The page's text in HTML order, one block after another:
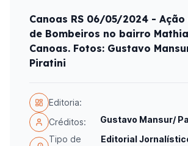
Canoas RS 06/05/2024 - Ação
de Bombeiros no bairro
Canoas. Fotos: Gustavo
Piratini
Editoria:
Créditos:
Gustavo Mansur/
Tipo de
Editorial